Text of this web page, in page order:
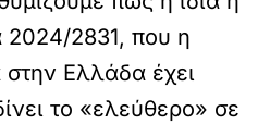
2024/2831, που η
στην Ελλάδα έχει
το «ελεύθερο» σε